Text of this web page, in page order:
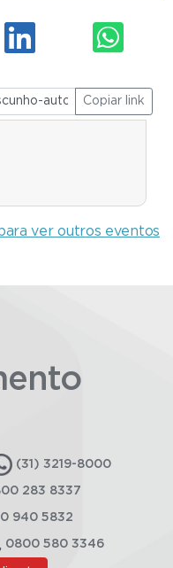
Copiar link
ver outros eventos
(31) 3219-8000
283 8337
940 5832
0800 580 3346